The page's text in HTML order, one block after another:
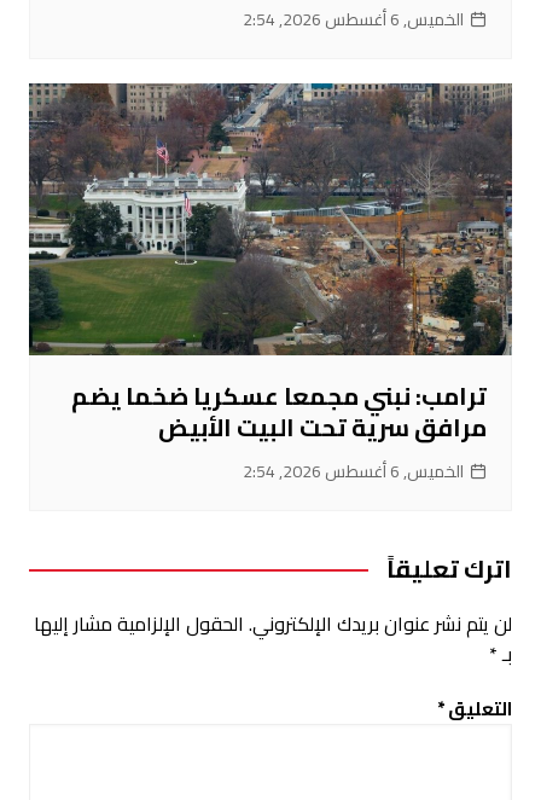
الخميس, 6 أغسطس 2026, 2:54
ترامب: نبني مجمعا عسكريا ضخما يضم
مرافق سرية تحت البيت الأبيض
الخميس, 6 أغسطس 2026, 2:54
اترك تعليقاً
لن يتم نشر عنوان بريدك الإلكتروني. الحقول الإلزامية مشار إليها
بـ*
التعليق*